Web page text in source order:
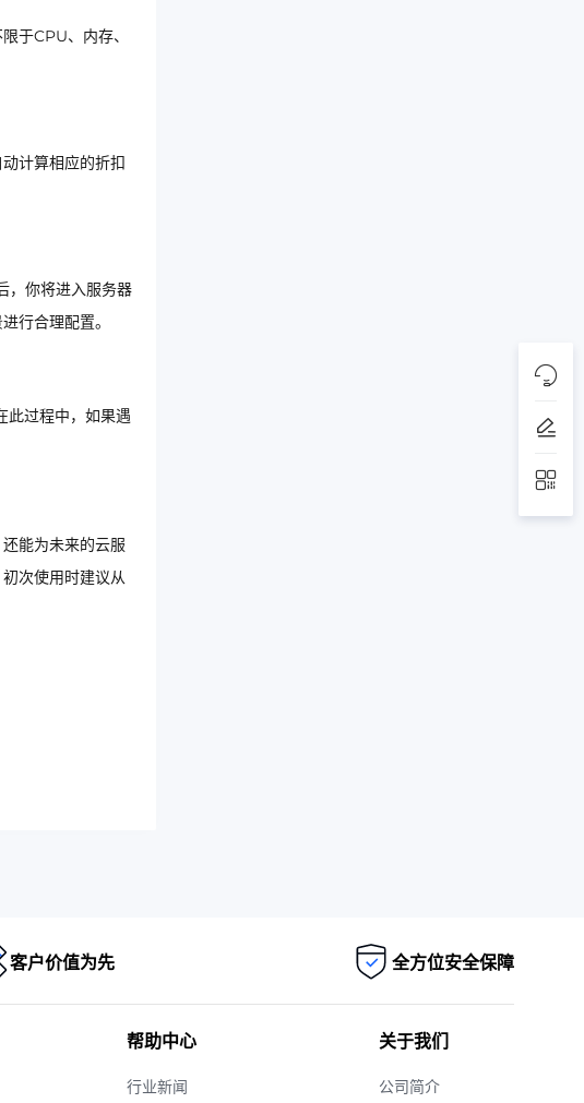
于CPU、内存、
计算相应的折扣
，你将进入服务器
行合理配置。
此过程中，如果遇
能为未来的云服
次使用时建议从
客户价值为先 全方位安全保障
帮助中心
行业新闻
关于我们
公司简介